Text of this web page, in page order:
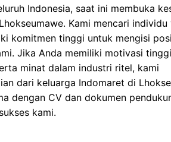
Indonesia, saat ini membuka
Kami mencari individu
komitmen tinggi untuk mengisi
Jika Anda memiliki motivasi
minat dalam industri ritel, kami
dari keluarga Indomaret di
dengan CV dan dokumen
kami.